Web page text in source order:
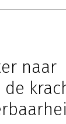
naar